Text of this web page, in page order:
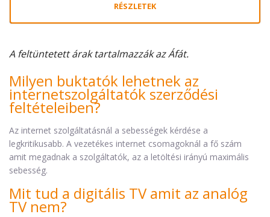
RÉSZLETEK
A feltüntetett árak tartalmazzák az Áfát.
Milyen buktatók lehetnek az
internetszolgáltatók szerződési
feltételeiben?
Az internet szolgáltatásnál a sebességek kérdése a
legkritikusabb. A vezetékes internet csomagoknál a fő szám
amit megadnak a szolgáltatók, az a letöltési irányú maximális
sebesség.
Mit tud a digitális TV amit az analóg
TV nem?